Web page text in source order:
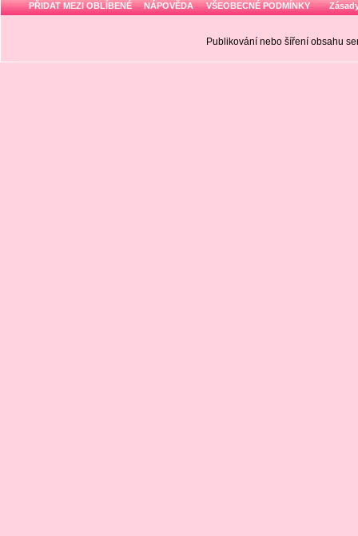
PŘIDAT MEZI OBLÍBENÉ NÁPOVĚDA VŠEOBECNÉ PODMÍNKY
Publikování nebo šíření obsahu